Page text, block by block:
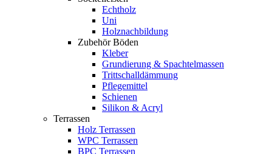
Echtholz
Uni
Holznachbildung
Zubehör Böden
Kleber
Grundierung & Spachtelmassen
Trittschalldämmung
Pflegemittel
Schienen
Silikon & Acryl
Terrassen
Holz Terrassen
WPC Terrassen
BPC Terrassen